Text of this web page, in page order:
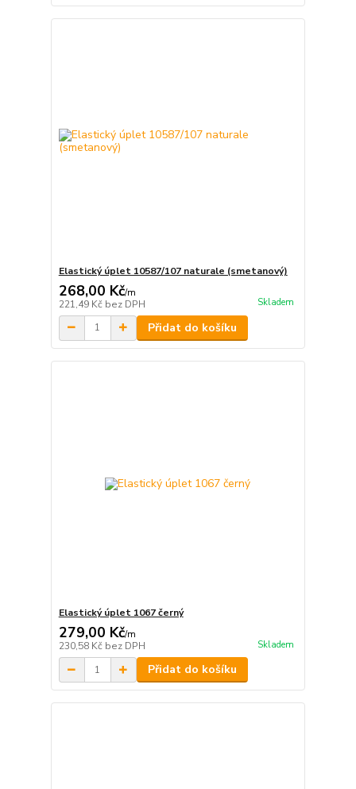
Elastický úplet 10587/107 naturale (smetanový)
268,00 Kč/m
221,49 Kč bez DPH Skladem
Přidat do košíku
Elastický úplet 1067 černý
279,00 Kč/m
230,58 Kč bez DPH Skladem
Přidat do košíku